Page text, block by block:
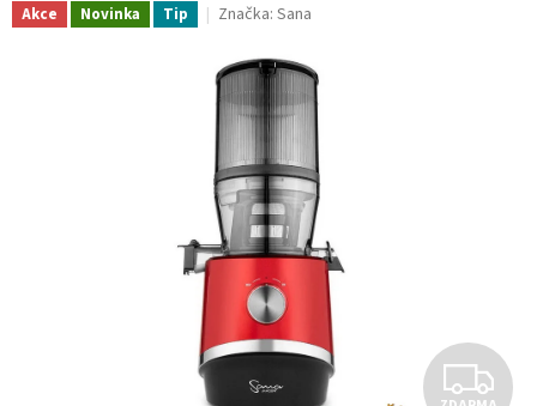
Akce Novinka Tip Značka: Sana
Z